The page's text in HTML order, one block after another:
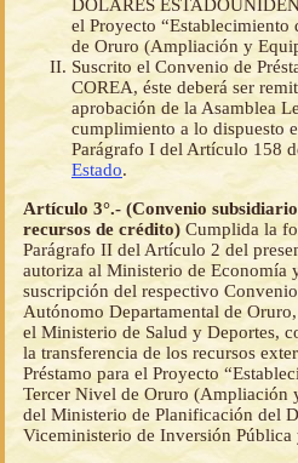
DÓLARES
el Proyecto
de Oruro (Ampliación y
Suscrito el Convenio de
COREA, éste deberá ser
aprobación de la Asamblea
cumplimiento a lo dispuesto
Parágrafo I del Artículo 158
Estado.
Artículo 3°.- (Convenio
recursos de crédito) Cumplida la
Parágrafo II del Artículo 2 del
autoriza al Ministerio de Economía
suscripción del respectivo
Autónomo Departamental de
el Ministerio de Salud y Deportes,
la transferencia de los recursos
Préstamo para el Proyecto
Tercer Nivel de Oruro (Ampliación
del Ministerio de Planificación del
Viceministerio de Inversión